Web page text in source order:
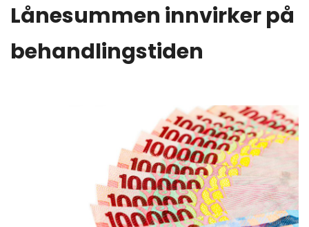
Lånesummen innvirker på
behandlingstiden